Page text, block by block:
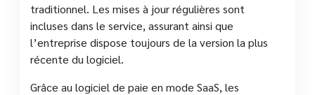
traditionnel. Les mises à jour régulières sont
incluses dans le service, assurant ainsi que
l’entreprise dispose toujours de la version la plus
récente du logiciel.
Grâce au logiciel de paie en mode SaaS, les